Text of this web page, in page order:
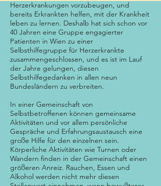
Herzerkrankungen vorzubeugen, und
bereits Erkrankten helfen, mit der Krankheit
leben zu lernen. Deshalb hat sich schon vor
40 Jahren eine Gruppe engagierter
Patienten in Wien zu einer
Selbsthilfegruppe für Herzerkrankte
zusammengeschlossen, und es ist im Lauf
der Jahre gelungen, diesen
Selbsthilfegedanken in allen neun
Bundesländern zu verbreiten.
In einer Gemeinschaft von
Selbstbetroffenen können gemeinsame
Aktivitäten und vor allem persönliche
Gespräche und Erfahrungsaustausch eine
große Hilfe für den einzelnen sein.
Körperliche Aktivitäten wie Turnen oder
Wandern finden in der Gemeinschaft einen
größeren Anreiz. Rauchen, Essen und
Alkohol werden nicht mehr diesen